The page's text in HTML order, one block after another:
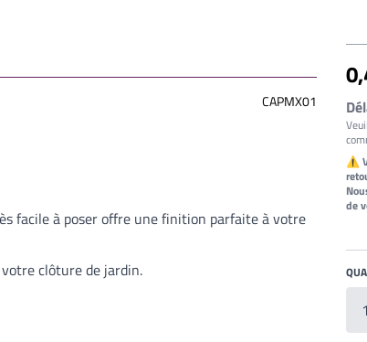
CAPMX01
facile à poser offre une finition parfaite à votre
clôture de jardin.
⚠
de